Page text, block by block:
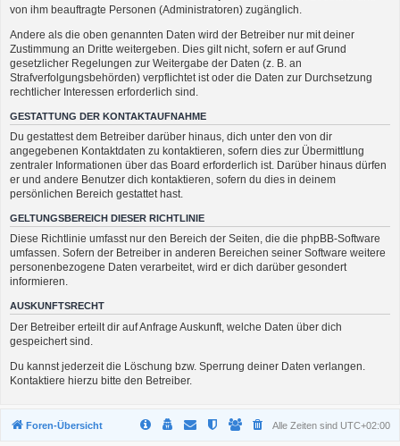
von ihm beauftragte Personen (Administratoren) zugänglich.
Andere als die oben genannten Daten wird der Betreiber nur mit deiner
Zustimmung an Dritte weitergeben. Dies gilt nicht, sofern er auf Grund
gesetzlicher Regelungen zur Weitergabe der Daten (z. B. an
Strafverfolgungsbehörden) verpflichtet ist oder die Daten zur Durchsetzung
rechtlicher Interessen erforderlich sind.
GESTATTUNG DER KONTAKTAUFNAHME
Du gestattest dem Betreiber darüber hinaus, dich unter den von dir
angegebenen Kontaktdaten zu kontaktieren, sofern dies zur Übermittlung
zentraler Informationen über das Board erforderlich ist. Darüber hinaus dürfen
er und andere Benutzer dich kontaktieren, sofern du dies in deinem
persönlichen Bereich gestattet hast.
GELTUNGSBEREICH DIESER RICHTLINIE
Diese Richtlinie umfasst nur den Bereich der Seiten, die die phpBB-Software
umfassen. Sofern der Betreiber in anderen Bereichen seiner Software weitere
personenbezogene Daten verarbeitet, wird er dich darüber gesondert
informieren.
AUSKUNFTSRECHT
Der Betreiber erteilt dir auf Anfrage Auskunft, welche Daten über dich
gespeichert sind.
Du kannst jederzeit die Löschung bzw. Sperrung deiner Daten verlangen.
Kontaktiere hierzu bitte den Betreiber.
Foren-Übersicht Alle Zeiten sind UTC+02:00